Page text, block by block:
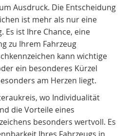
Ausdruck. Die Entscheidung
ist mehr als nur eine
Es ist Ihre Chance, eine
zu Ihrem Fahrzeug
kann wichtige
ein besonderes Kürzel
am Herzen liegt.
wo Individualität
die Vorteile eines
besonders wertvoll. Es